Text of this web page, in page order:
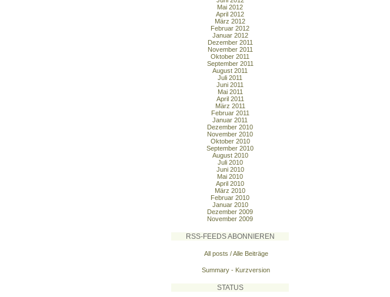
Mai 2012
April 2012
März 2012
Februar 2012
Januar 2012
Dezember 2011
November 2011
Oktober 2011
September 2011
August 2011
Juli 2011
Juni 2011
Mai 2011
April 2011
März 2011
Februar 2011
Januar 2011
Dezember 2010
November 2010
Oktober 2010
September 2010
August 2010
Juli 2010
Juni 2010
Mai 2010
April 2010
März 2010
Februar 2010
Januar 2010
Dezember 2009
November 2009
RSS-FEEDS ABONNIEREN
All posts / Alle Beiträge
Summary - Kurzversion
STATUS